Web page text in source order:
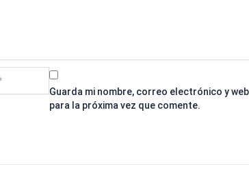
Guarda mi nombre, correo electrónico y
para la próxima vez que comente.